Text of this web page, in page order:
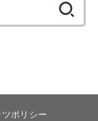
ポリシー